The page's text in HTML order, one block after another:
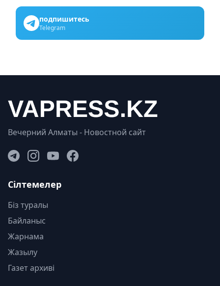
подпишитесь
Telegram
Вечерний Алматы - Новостной сайт
Сілтемелер
Біз туралы
Байланыс
Жарнама
Жазылу
Газет архиві